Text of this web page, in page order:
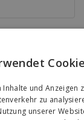
und Anzeigen
zu
unserer